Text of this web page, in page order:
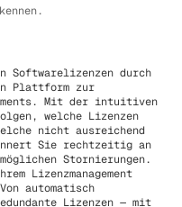
Softwarelizenzen durch
Plattform zur
Mit der intuitiven
welche Lizenzen
nicht ausreichend
Sie rechtzeitig an
Stornierungen.
Lizenzmanagement
automatisch
Lizenzen — mit